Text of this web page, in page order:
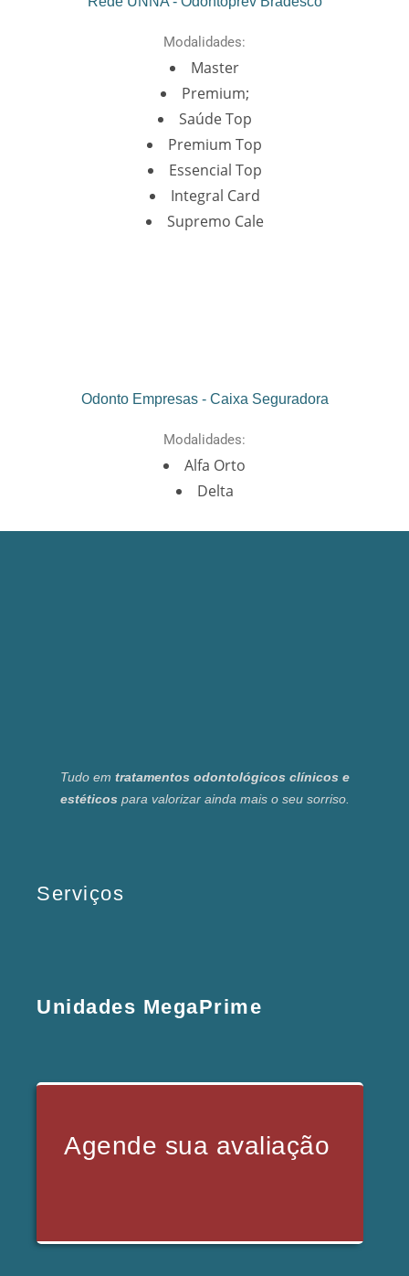
Modalidades:
Master
Premium;
Saúde Top
Premium Top
Essencial Top
Integral Card
Supremo Cale
Odonto Empresas - Caixa Seguradora
Modalidades:
Alfa Orto
Delta
Tudo em tratamentos odontológicos clínicos e
estéticos para valorizar ainda mais o seu sorriso.
Serviços
Unidades MegaPrime
Agende sua avaliação